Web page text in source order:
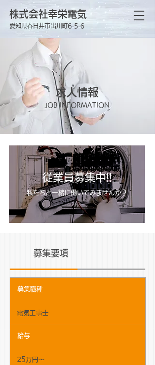
株式会社幸栄電気
愛知県春日井市出川町6-5-6
求人情報
JOB INFORMATION
私たちと一緒に働いてみませんか？
従業員募集中!!
募集要項
募集職種
電気工事士
給与
25​万円～